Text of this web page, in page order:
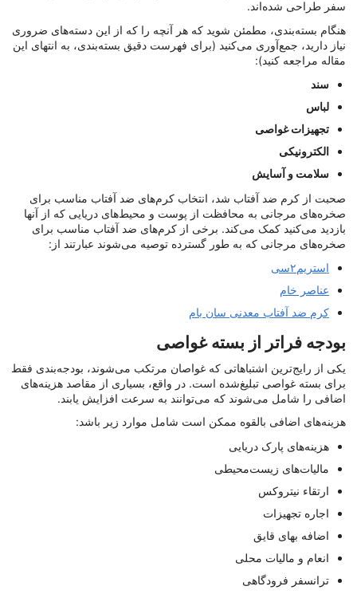
سفر طراحی شده‌اند.
هنگام بسته‌بندی، مطمئن شوید که هر آنچه را که از این دسته‌های ضروری
نیاز دارید، جمع‌آوری می‌کنید (برای فهرست دقیق بسته‌بندی، به انتهای این
مقاله مراجعه کنید):
سند
لباس
تجهیزات غواصی
الکترونیکی
سلامت و آسایش
صحبت از کرم ضد آفتاب شد، انتخاب کرم‌های ضد آفتاب مناسب برای
صخره‌های مرجانی به محافظت از پوست و محیط‌های دریایی که از آنها
بازدید می‌کنید کمک می‌کند. برخی از کرم‌های ضد آفتاب مناسب برای
صخره‌های مرجانی که به طور گسترده توصیه می‌شوند عبارتند از:
استریم۲سی
عناصر خام
کرم ضد آفتاب معدنی سان بام
بودجه فراتر از بسته غواصی
یکی از رایج‌ترین اشتباهاتی که غواصان مرتکب می‌شوند، بودجه‌بندی فقط
برای بسته غواصی تبلیغ‌شده است. در واقع، بسیاری از مقاصد هزینه‌های
اضافی را شامل می‌شوند که می‌توانند به سرعت افزایش یابند.
هزینه‌های اضافی بالقوه ممکن است شامل موارد زیر باشد:
هزینه‌های پارک دریایی
مالیات‌های زیست‌محیطی
ارتقاء نیتروکس
اجاره تجهیزات
اضافه بهای قایق
انعام و مالیات محلی
ترانسفر فرودگاهی